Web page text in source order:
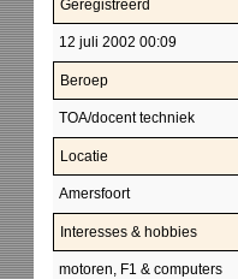
Geregistreerd
12 juli 2002 00:09
Beroep
TOA/docent techniek
Locatie
Amersfoort
Interesses & hobbies
motoren, F1 & computers